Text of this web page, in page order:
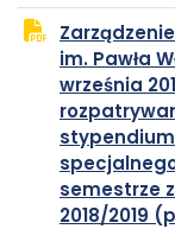
im. Pawła
września
semestrze
2018/2019